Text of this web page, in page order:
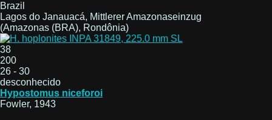
Brazil
Lagos do Janauacá, Mittlerer Amazonaseinzug
(Amazonas (BRA), Rondônia)
38
200
26 - 30
desconhecido
Hypostomus niceforoi
Fowler, 1943